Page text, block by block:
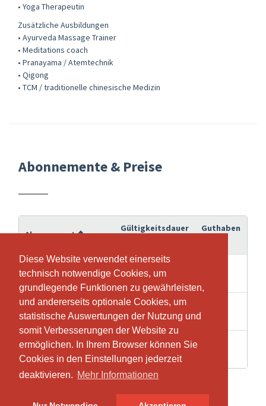
Diese Website verwendet einerseits
technisch notwendige Cookies, um
grundlegende Funktionen zu gewährleisten,
und andererseits optionale Cookies, um
statistische Auswertungen der Nutzung und
somit Verbesserungen der Website zu
ermöglichen. In Ihrem Browser können Sie
Cookies in den Einstellungen jederzeit
deaktivieren. Mehr Informationen
Diese Website verwendet einerseits
technisch notwendige Cookies, um
grundlegende Funktionen zu gewährleisten,
und andererseits optionale Cookies, um
statistische Auswertungen der Nutzung und
somit Verbesserungen der Website zu
ermöglichen. In Ihrem Browser können Sie
Cookies in den Einstellungen jederzeit
deaktivieren. Mehr Informationen
• Yoga Therapeutin
Zusätzliche Ausbildungen
• Ayurveda Massage Trainer
• Meditations coach
• Pranayama / Atemtechnik
• Qigong
• TCM / traditionelle chinesische Medizin
Abonnemente & Preise
Abonnement
Gültigkeitsdauer Guthaben
1x cahaya yoga with
sabin online class
1 Wochen
1x cahaya yoga with
sabin online trial class
1 Wochen
5x cahaya yoga
online class
10 Wochen